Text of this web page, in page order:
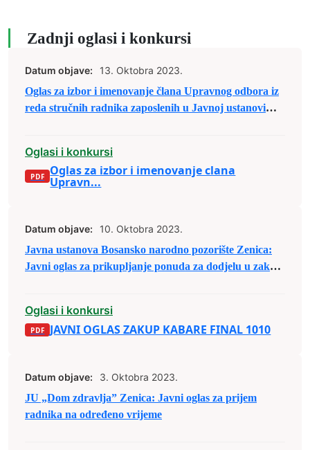
Zadnji oglasi i konkursi
Datum objave:
13. Oktobra 2023.
Oglas za izbor i imenovanje člana Upravnog odbora iz
reda stručnih radnika zaposlenih u Javnoj ustanovi
Oglasi i konkursi
Oglas za izbor i imenovanje clana
Upravn...
Datum objave:
10. Oktobra 2023.
Javna ustanova Bosansko narodno pozorište Zenica:
Javni oglas za prikupljanje ponuda za dodjelu u zakup
Oglasi i konkursi
JAVNI OGLAS ZAKUP KABARE FINAL 1010
Datum objave:
3. Oktobra 2023.
JU „Dom zdravlja” Zenica: Javni oglas za prijem
radnika na određeno vrijeme